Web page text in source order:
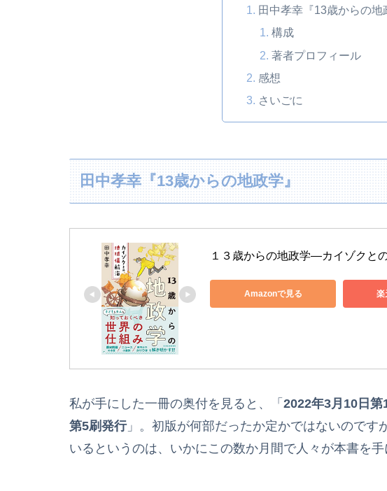
田中孝幸『13歳からの地
構成
著者プロフィール
感想
さいごに
田中孝幸『13歳からの地政学』
１３歳からの地政学―カイゾクと
Amazonで見る 楽
私が手にした一冊の奥付を見ると、「 2022年3月10日第
第5刷発行」。初版が何部だったか定かではないのです
いるというのは、いかにこの数か月間で人々が本書を手